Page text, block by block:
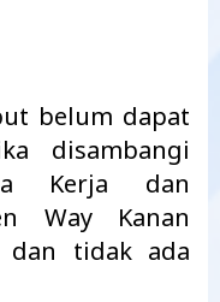
belum dapat
disambangi
Kerja dan
Way Kanan
dan tidak ada